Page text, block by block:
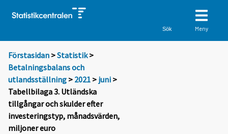
Sök Meny
Förstasidan >Statistik >
Betalningsbalans och
utlandsställning > 2021 > juni >
Tabellbilaga 3. Utländska
tillgångar och skulder efter
investeringstyp, månadsvärden,
miljoner euro